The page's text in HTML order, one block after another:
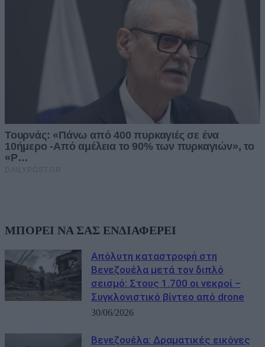
ΜΠΟΡΕΙ ΝΑ ΣΑΣ ΕΝΔΙΑΦΕΡΕΙ
Απόλυτη καταστροφή στη
Βενεζουέλα μετά τον διπλό
σεισμό: Στους 1.700 οι νεκροί –
Συγκλονιστικό βίντεο από drone
30/06/2026
Βενεζουέλα: Δραματικές εικόνες